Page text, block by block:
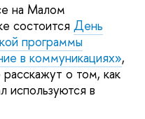
на Малом
состоится День
программы
в коммуникациях»,
о том, как
используются в